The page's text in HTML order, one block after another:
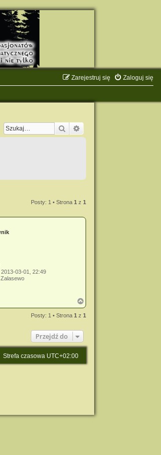
Zaloguj się
Zarejestruj się
Szukaj
Posty: 1 • Strona1 z1
2013-03-01, 22:49
Zalasewo
a
g
Posty: 1 • Strona1 z1
Przejdź do
Strefa czasowa UTC+02:00